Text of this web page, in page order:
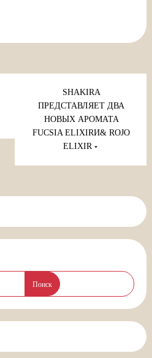
SHAKIRA
ПРЕДСТАВЛЯЕТ ДВА
НОВЫХ АРОМАТА
FUCSIA ELIXIRИ& ROJO
ELIXIR
Поиск